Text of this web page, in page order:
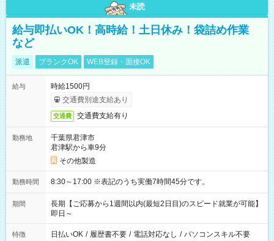
未読
給与即払いOK！高時給！土日休み！袋詰め作業
など
派遣 ブランクOK WEB登録・面接OK
給与
時給1500円
交通費別途支給あり
交通費 交通費支給有り
勤務地
千葉県君津市
君津駅から車9分
その他製造
勤務時間 8:30～17:00 ※表記のうち実働7時間45分です。
期間
長期【ご応募から1週間以内(最短2日目)のスピード就業が可能】
即日～
特徴 日払いOK / 履歴書不要 / 電話対応なし / パソコンスキル不要